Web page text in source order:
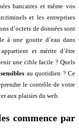
bancaires et même vos
et les entreprises
d’octets de données sont
à une goutte d’eau dans
et mérite d’être
une cible facile ? Quels
au quotidien ? Ce
le contrôle de votre
aux plaisirs du web.
commence par